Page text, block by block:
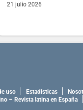
21 julio 2026
uso Estadísticas
– Revista latina en España